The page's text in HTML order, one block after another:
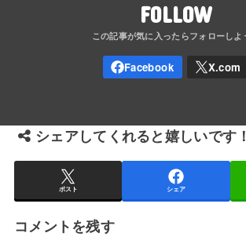
FOLLOW
シェアしてくれると嬉しいです！
ポスト シェア
コメントを残す